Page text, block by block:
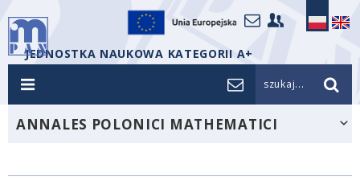
JEDNOSTKA NAUKOWA KATEGORII A+
szukaj...
ANNALES POLONICI MATHEMATICI